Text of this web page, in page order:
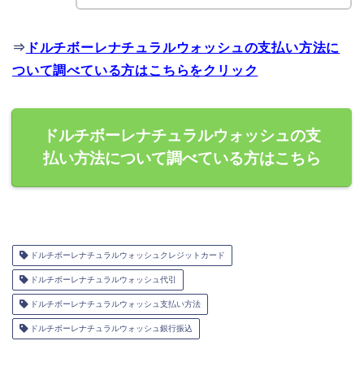
⇒ ドルチボーレナチュラルウォッシュの支払い方法に
ついて調べている方はこちらをクリック
ドルチボーレナチュラルウォッシュの支
払い方法について調べている方はこちら
ドルチボーレナチュラルウォッシュクレジットカード
ドルチボーレナチュラルウォッシュ代引
ドルチボーレナチュラルウォッシュ支払い方法
ドルチボーレナチュラルウォッシュ銀行振込